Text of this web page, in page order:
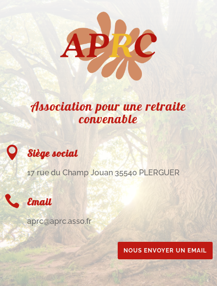
Association pour une retraite
convenable
 Siège social
17 rue du Champ Jouan 35540 PLERGUER
 Email
aprc@aprc.asso.fr
NOUS ENVOYER UN EMAIL